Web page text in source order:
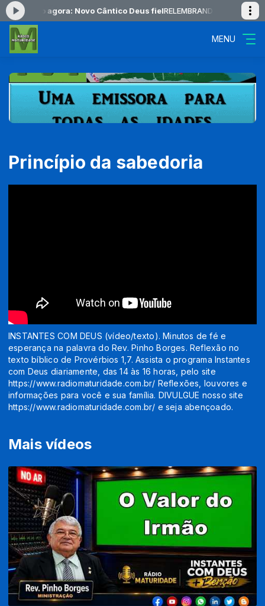
Tocando agora: Novo Cântico Deus fielRELEMBRANDO das 18:00 às
MENU
Princípio da sabedoria
Mais vídeos
INSTANTES COM DEUS (vídeo/texto). Minutos de fé e
esperança na palavra do Rev. Pinho Borges. Reflexão no
texto bíblico de Provérbios 1,7. Assista o programa Instantes
com Deus diariamente, das 14 às 16 horas, pelo site
https://www.radiomaturidade.com.br/ Reflexões, louvores e
informações para você e sua família. DIVULGUE nosso site
https://www.radiomaturidade.com.br/ e seja abençoado.